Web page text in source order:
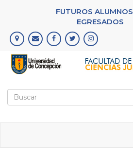
principal
FUTUROS ALUMNOS
EGRESADOS
Formulario